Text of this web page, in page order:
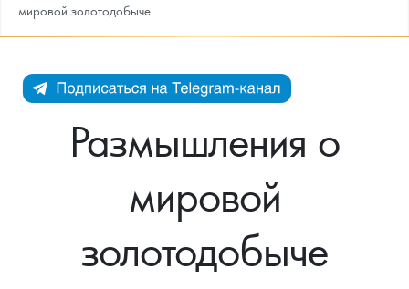
Каталог Монет
Инвестиционные монеты
Памятные монеты России и СССР
Монеты Царской России
Монеты стран мира после 1950г
Монеты и жетоны ЗМД
Георгий Победоносец
Инфо
Как сделать заказ
Информация
Аналитика и события
мировой золотодобыче
Размышления о
мировой
золотодобыче